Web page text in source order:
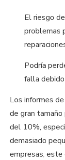
El riesgo
problemas
Podría
falla
Los informes
de gran
del 10%,
demasiado
empresas,